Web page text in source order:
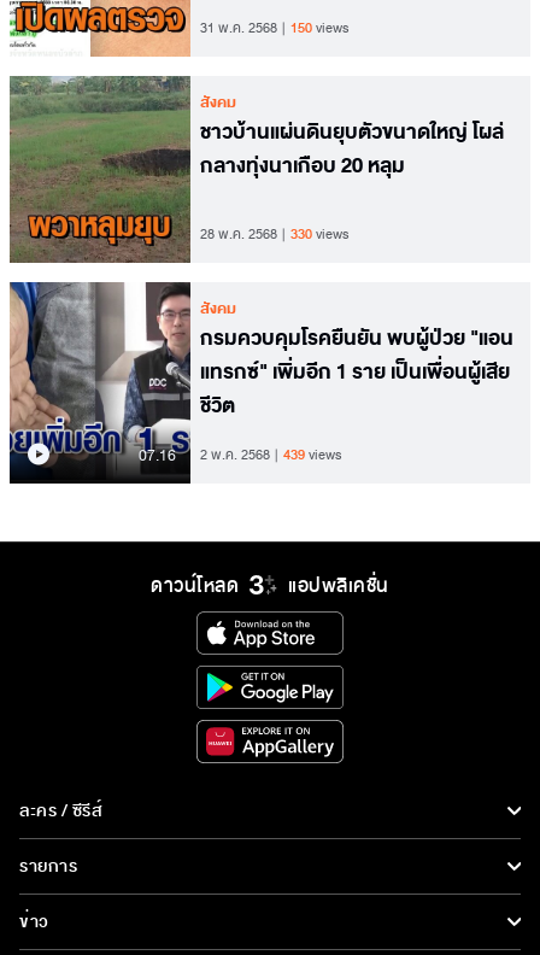
31 พ.ค. 2568 150views
สังคม
ชาวบ้านแผ่นดินยุบตัวขนาดใหญ่ โผล่
กลางทุ่งนาเกือบ 20 หลุม
28 พ.ค. 2568 330views
07.16
สังคม
กรมควบคุมโรคยืนยัน พบผู้ป่วย "แอน
แทรกซ์" เพิ่มอีก 1 ราย เป็นเพื่อนผู้เสีย
ชีวิต
2 พ.ค. 2568 439views
ดาวน์โหลด แอปพลิเคชั่น
ละคร / ซีรีส์
ละคร/ซีรีส์
ซีรีส์นานาชาติ
การ์ตูน & เกม
รายการ
รายการทั้งหมด
ข่าว